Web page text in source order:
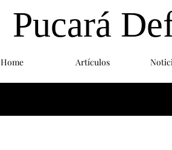
Home Artículos
Pucará